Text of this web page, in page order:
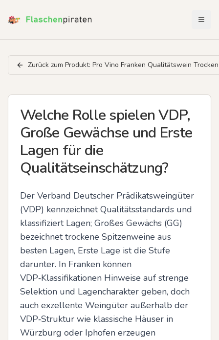
Zurück zum Produkt: Pro Vino Franken Qualitätswein Trocken
Welche Rolle spielen VDP,
Große Gewächse und Erste
Lagen für die
Qualitätseinschätzung?
Der Verband Deutscher Prädikatsweingüter
(VDP) kennzeichnet Qualitätsstandards und
klassifiziert Lagen; Großes Gewächs (GG)
bezeichnet trockene Spitzenweine aus
besten Lagen, Erste Lage ist die Stufe
darunter. In Franken können
VDP‑Klassifikationen Hinweise auf strenge
Selektion und Lagencharakter geben, doch
auch exzellente Weingüter außerhalb der
VDP‑Struktur wie klassische Häuser in
Würzburg oder Iphofen erzeugen